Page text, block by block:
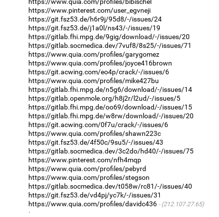
https://www.pinterest.com/user_egvneji
https://git.fsz53.de/h6r9j/95d8/-/issues/24
https://git.fsz53.de/j1a0l/ns43/-/issues/19
https://gitlab.fhi.mpg.de/9gig/download/-/issues/20
https://gitlab.socmedica.dev/7vuf8/8s25/-/issues/71
https://www.quia.com/profiles/garygomez
https://www.quia.com/profiles/joyce416brown
https://git.acwing.com/eo4p/crack/-/issues/6
https://www.quia.com/profiles/mike427bu
https://gitlab.fhi.mpg.de/n5g6/download/-/issues/14
https://gitlab.openmole.org/h8j2r/l2ud/-/issues/5
https://gitlab.fhi.mpg.de/oo69/download/-/issues/15
https://gitlab.fhi.mpg.de/w8rw/download/-/issues/20
https://git.acwing.com/0f7u/crack/-/issues/6
https://www.quia.com/profiles/shawn223c
https://git.fsz53.de/4f50c/9su5/-/issues/43
https://gitlab.socmedica.dev/3c2do/hd40/-/issues/75
https://www.pinterest.com/nfh4mqp
https://www.quia.com/profiles/pebyrd
https://www.quia.com/profiles/stegson
https://gitlab.socmedica.dev/t058w/rc81/-/issues/40
https://git.fsz53.de/vd4pj/yc7k/-/issues/31
https://www.quia.com/profiles/davidc436
(212.107.27.65)
·